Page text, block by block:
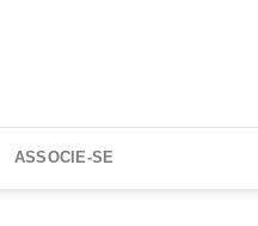
ASSOCIE-SE